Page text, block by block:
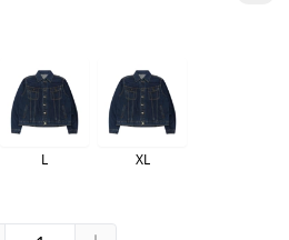
L XL